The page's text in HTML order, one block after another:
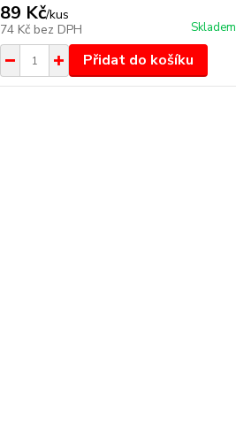
89 Kč/kus
74 Kč bez DPH Skladem
Přidat do košíku